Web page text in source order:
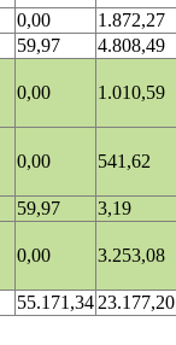
0,00
1.872,27
59,97
4.808,49
0,00 1.010,59
0,00 541,62
59,97
3,19
0,00 3.253,08
55.171,3423.177,20